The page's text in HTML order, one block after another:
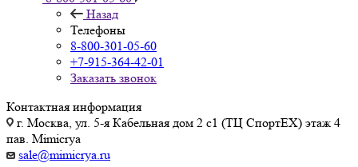
Назад
Телефоны
8-800-301-05-60
+7-915-364-42-01
Заказать звонок
Контактная информация
г. Москва, ул. 5-я Кабельная дом 2 с1 (ТЦ СпортEX) этаж 4
пав. Mimicrya
sale@mimicrya.ru